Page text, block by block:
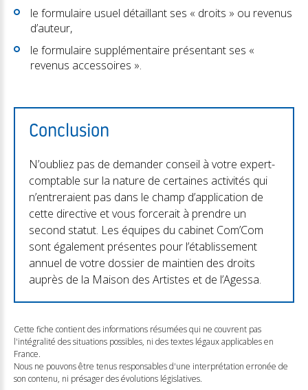
le formulaire usuel détaillant ses « droits » ou revenus
d’auteur,
le formulaire supplémentaire présentant ses «
revenus accessoires ».
Conclusion
N’oubliez pas de demander conseil à votre expert-
comptable sur la nature de certaines activités qui
n’entreraient pas dans le champ d’application de
cette directive et vous forcerait à prendre un
second statut. Les équipes du cabinet Com’Com
sont également présentes pour l’établissement
annuel de votre dossier de maintien des droits
auprès de la Maison des Artistes et de l’Agessa.
Cette fiche contient des informations résumées qui ne couvrent pas
l'intégralité des situations possibles, ni des textes légaux applicables en
France.
Nous ne pouvons être tenus responsables d'une interprétation erronée de
son contenu, ni présager des évolutions législatives.